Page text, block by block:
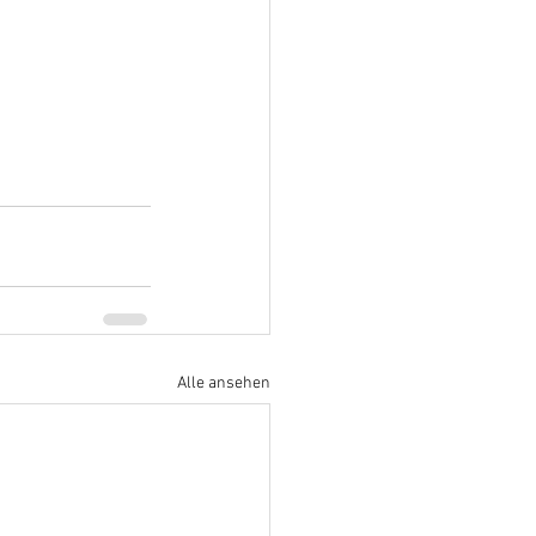
Alle ansehen